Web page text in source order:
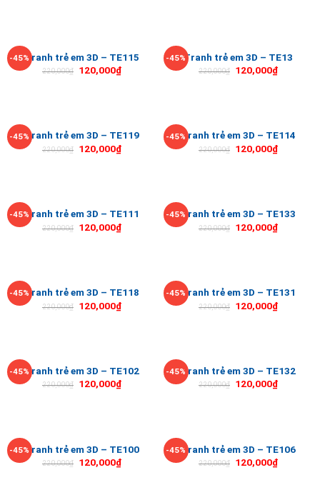
-45%Tranh trẻ em 3D – TE115
220,000₫ 120,000₫
-45%Tranh trẻ em 3D – TE13
220,000₫ 120,000₫
-45%Tranh trẻ em 3D – TE119
220,000₫ 120,000₫
-45%Tranh trẻ em 3D – TE114
220,000₫ 120,000₫
-45%Tranh trẻ em 3D – TE111
220,000₫ 120,000₫
-45%Tranh trẻ em 3D – TE133
220,000₫ 120,000₫
-45%Tranh trẻ em 3D – TE118
220,000₫ 120,000₫
-45%Tranh trẻ em 3D – TE131
220,000₫ 120,000₫
-45%Tranh trẻ em 3D – TE102
220,000₫ 120,000₫
-45%Tranh trẻ em 3D – TE132
220,000₫ 120,000₫
-45%Tranh trẻ em 3D – TE100
220,000₫ 120,000₫
-45%Tranh trẻ em 3D – TE106
220,000₫ 120,000₫